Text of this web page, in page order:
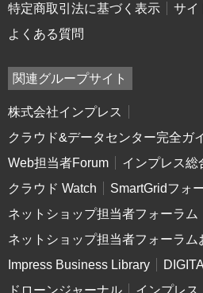
特定商取引法に基づく表示
サイ
よくある質問
関連グループサイト
株式会社インプレス
クラウド&データセンター完全ガ
Web担当者Forum
インプレス総
クラウド Watch
SmartGridフォ
ネットショップ担当者フォーラム
ネットショップ担当者フォーラム
Impress Business Library